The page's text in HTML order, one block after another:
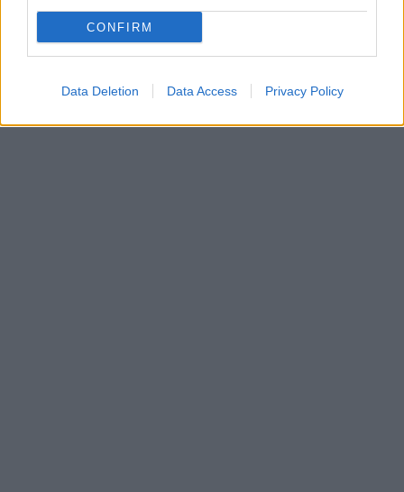
CONFIRM
Data Deletion Data Access Privacy Policy
21:54
Cynthia Phillips - Un padre de familia es abatido a tiros
junto a la carretera en un pequeño pueblo de Texas, y los
secreto en su pasado.